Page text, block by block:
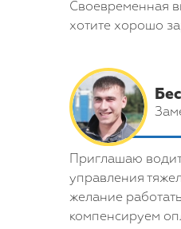
Своевременная
хотите хорошо
Приглашаю
управления
желание
компенсируем